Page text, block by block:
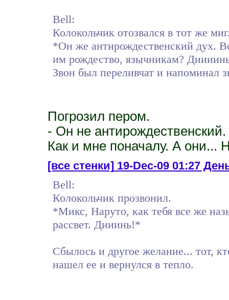
Bell:
Колокольчик отозвался в тот же
*Он же антирождественский дух.
им рождество, язычникам?
Звон был переливчат и напоминал
Погрозил пером.
- Он не
Как и мне поначалу. А они...
[все стенки]19-Dec-09 01:27
Bell:
Колокольчик прозвонил.
*Микс, Наруто, как тебя все же
рассвет. Дииинь!*
Сбылось и другое желание... тот,
нашел ее и вернулся в тепло.